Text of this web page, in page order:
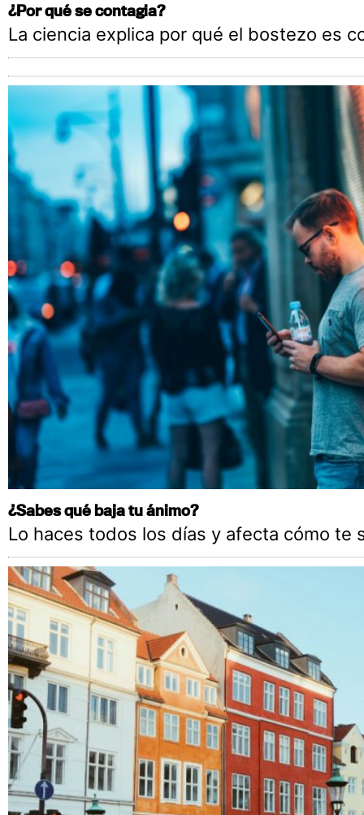
¿Por qué se contagia?
La ciencia explica por qué el bostezo es
¿Sabes qué baja tu ánimo?
Lo haces todos los días y afecta cómo te